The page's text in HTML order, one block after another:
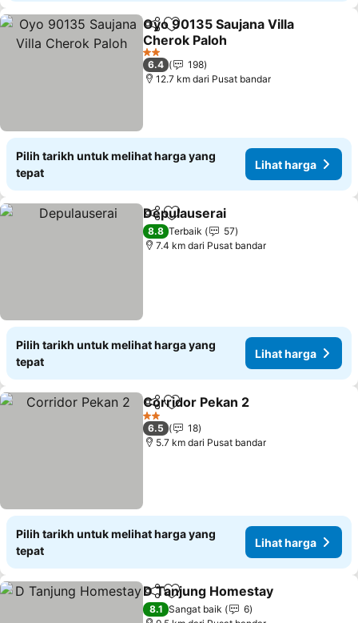
KongsiTambah ke favorit
Oyo 90135 Saujana Villa
Cherok Paloh
2 Bintang
6.4
198
12.7 km dari Pusat bandar
Pilih tarikh untuk melihat harga yang
tepat
Lihat harga
KongsiTambah ke favorit
Depulauserai
8.8 Terbaik
57
7.4 km dari Pusat bandar
Pilih tarikh untuk melihat harga yang
tepat
Lihat harga
KongsiTambah ke favorit
Corridor Pekan 2
2 Bintang
6.5
18
5.7 km dari Pusat bandar
Pilih tarikh untuk melihat harga yang
tepat
Lihat harga
KongsiTambah ke favorit
D Tanjung Homestay
8.1 Sangat baik
6